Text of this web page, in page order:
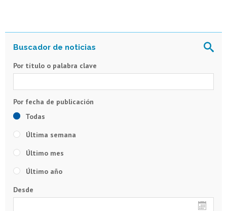
Por título o palabra clave
Todas
Última semana
Último mes
Último año
Desde